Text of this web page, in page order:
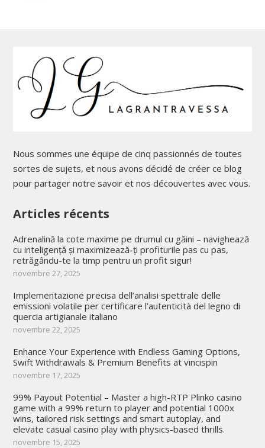
Nous sommes une équipe de cinq passionnés de toutes
sortes de sujets, et nous avons décidé de créer ce blog
pour partager notre savoir et nos découvertes avec vous.
Articles récents
Adrenalină la cote maxime pe drumul cu găini – navighează
cu inteligență și maximizează-ți profiturile pas cu pas,
retrăgându-te la timp pentru un profit sigur!
novembre 27, 2025
Implementazione precisa dell’analisi spettrale delle
emissioni volatile per certificare l’autenticità del legno di
quercia artigianale italiano
novembre 22, 2025
Enhance Your Experience with Endless Gaming Options,
Swift Withdrawals & Premium Benefits at vincispin
novembre 17, 2025
99% Payout Potential – Master a high-RTP Plinko casino
game with a 99% return to player and potential 1000x
wins, tailored risk settings and smart autoplay, and
elevate casual casino play with physics-based thrills.
novembre 15, 2025